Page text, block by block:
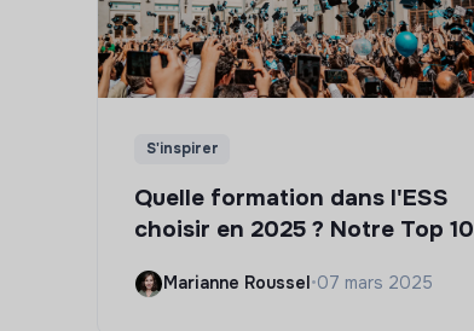
S'inspirer
Quelle formation dans l'ESS
choisir en 2025 ? Notre Top 10
Marianne Roussel•07 mars 2025